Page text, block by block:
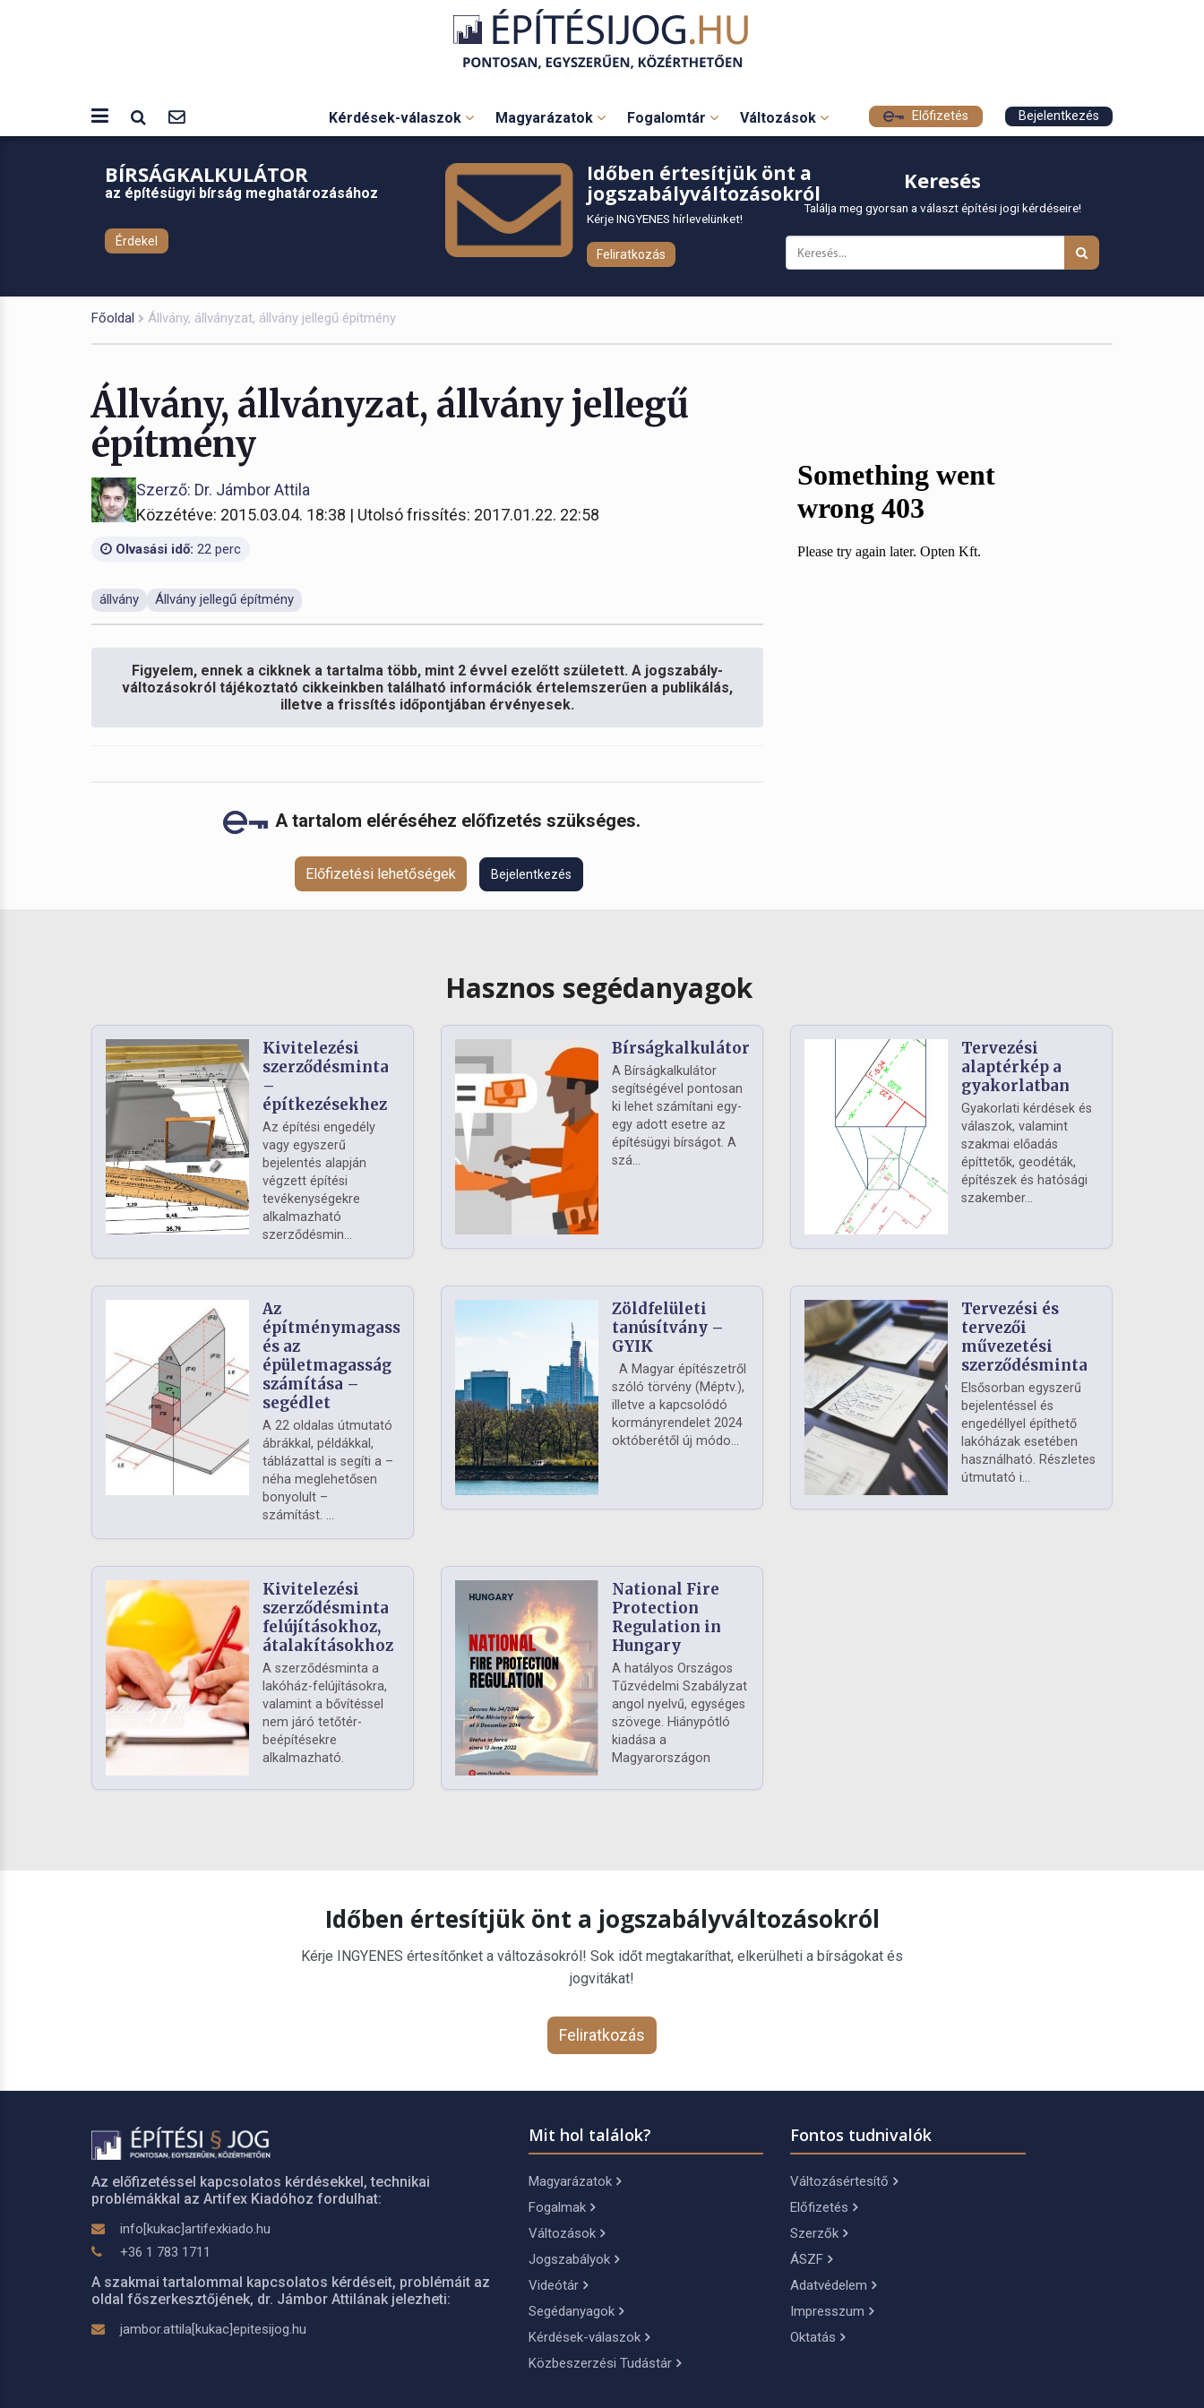
Kérdések-válaszok Magyarázatok Fogalomtár Változások Előfizetés Bejelentkezés
BÍRSÁGKALKULÁTOR
az építésügyi bírság meghatározásához
Érdekel
Időben értesítjük önt a
jogszabályváltozásokról
Kérje INGYENES hírlevelünket!
Feliratkozás
Keresés
Találja meg gyorsan a választ építési jogi kérdéseire!
Főoldal Állvány, állványzat, állvány jellegű építmény
Állvány, állványzat, állvány jellegű
építmény
Szerző: Dr. Jámbor Attila
Közzétéve: 2015.03.04. 18:38 | Utolsó frissítés: 2017.01.22. 22:58
Olvasási idő: 22 perc
állvány Állvány jellegű építmény
Figyelem, ennek a cikknek a tartalma több, mint 2 évvel ezelőtt született. A jogszabály-
változásokról tájékoztató cikkeinkben található információk értelemszerűen a publikálás,
illetve a frissítés időpontjában érvényesek.
A tartalom eléréséhez előfizetés szükséges.
Előfizetési lehetőségek Bejelentkezés
Hasznos segédanyagok
Kivitelezési
szerződésminta
–
építkezésekhez
Az építési engedély
vagy egyszerű
bejelentés alapján
végzett építési
tevékenységekre
alkalmazható
szerződésmin...
Bírságkalkulátor
A Bírságkalkulátor
segítségével pontosan
ki lehet számítani egy-
egy adott esetre az
építésügyi bírságot. A
szá...
Tervezési
alaptérkép a
gyakorlatban
Gyakorlati kérdések és
válaszok, valamint
szakmai előadás
építtetők, geodéták,
építészek és hatósági
szakember...
Az
építménymagasság
és az
épületmagasság
számítása –
segédlet
A 22 oldalas útmutató
ábrákkal, példákkal,
táblázattal is segíti a –
néha meglehetősen
bonyolult –
számítást. ...
Zöldfelületi
tanúsítvány –
GYIK
A Magyar építészetről
szóló törvény (Méptv.),
illetve a kapcsolódó
kormányrendelet 2024
októberétől új módo...
Tervezési és
tervezői
művezetési
szerződésminta
Elsősorban egyszerű
bejelentéssel és
engedéllyel építhető
lakóházak esetében
használható. Részletes
útmutató i...
Kivitelezési
szerződésminta
felújításokhoz,
átalakításokhoz
A szerződésminta a
lakóház-felújításokra,
valamint a bővítéssel
nem járó tetőtér-
beépítésekre
alkalmazható.
National Fire
Protection
Regulation in
Hungary
A hatályos Országos
Tűzvédelmi Szabályzat
angol nyelvű, egységes
szövege. Hiánypótló
kiadása a
Magyarországon
Időben értesítjük önt a jogszabályváltozásokról
Kérje INGYENES értesítőnket a változásokról! Sok időt megtakaríthat, elkerülheti a bírságokat és
jogvitákat!
Feliratkozás
Az előfizetéssel kapcsolatos kérdésekkel, technikai
problémákkal az Artifex Kiadóhoz fordulhat:
info[kukac]artifexkiado.hu
+36 1 783 1711
A szakmai tartalommal kapcsolatos kérdéseit, problémáit az
oldal főszerkesztőjének, dr. Jámbor Attilának jelezheti:
jambor.attila[kukac]epitesijog.hu
Mit hol találok?
Magyarázatok
Fogalmak
Változások
Jogszabályok
Videótár
Segédanyagok
Kérdések-válaszok
Közbeszerzési Tudástár
Fontos tudnivalók
Változásértesítő
Előfizetés
Szerzők
ÁSZF
Adatvédelem
Impresszum
Oktatás